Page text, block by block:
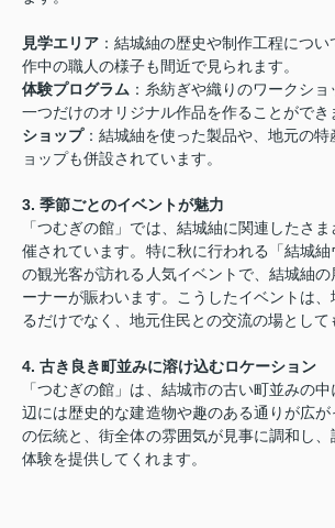
見学エリア ：結城紬の歴史や制作工程につ
作中の職人の様子も間近で見られます。
体験プログラム ：糸紡ぎや織りのワークシ
一つだけのオリジナル作品を作ることができ
ショップ：結城紬を使った製品や、地元の特
ョップも併設されています。
3. 季節ごとのイベントが魅力
「つむぎの館」では、結城紬に関連したさ
催されています。特に秋に行われる「結城紬
の観光客が訪れる人気イベントで、結城紬
ーナーが賑わいます。こうしたイベントは
るだけでなく、地元住民との交流の場として
4. 古き良き町並みに溶け込むロケーション
「つむぎの館」は、結城市の古い町並みの
辺には歴史的な建造物や趣のある通りが広
の伝統と、街全体の雰囲気が見事に調和し
体験を提供してくれます。